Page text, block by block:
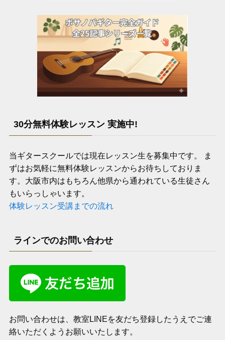
30分無料体験レッスン 実施中!
当ギタースクールでは現在レッスン生を募集中です。 ま
ずはお気軽に無料体験レッスンからお待ちしておりま
す。大阪市内はもちろん他県から通われている生徒さん
もいらっしゃいます。
体験レッスン受講までの流れ
ラインでのお問い合わせ
お問い合わせは、教室LINEを友だち登録したうえでご連
絡いただくようお願いいたします。